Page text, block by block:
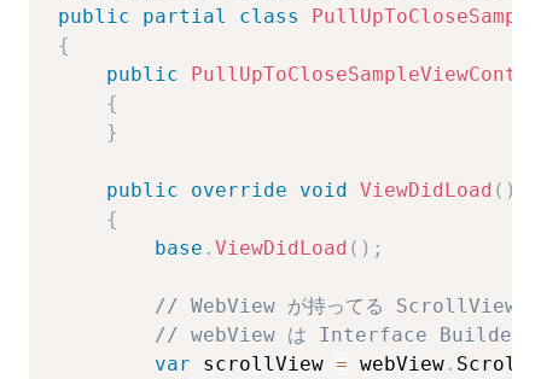
public
partial class
{
public
{
}
public override void ViewDidLoad ( )
{
base . ViewDidLoad ( ) ;
// WebView が持ってる ScrollView、よ
// webView は Interface Builder で
var scrollView = webView .